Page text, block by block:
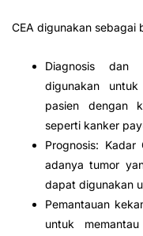
CEA digunakan sebagai
Diagnosis dan
digunakan
pasien dengan
seperti kanker
Prognosis:
adanya tumor
dapat digunakan
Pemantauan
untuk